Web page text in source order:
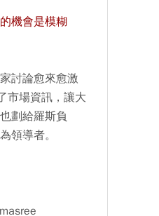
機會是模糊
討論愈來愈激
市場資訊，讓大
劃給羅斯負
領導者。